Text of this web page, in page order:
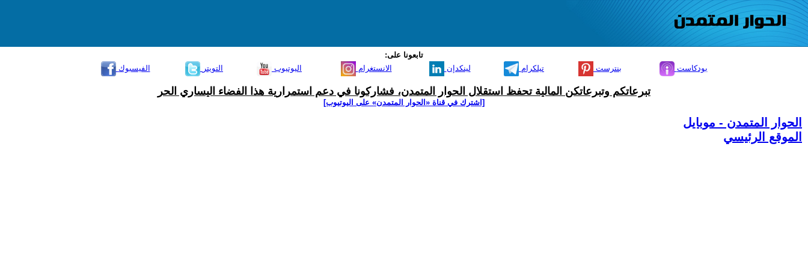
تابعونا على:
الفيسبوك
التويتر اليوتيوب الانستغرام لينكدإن تيلكرام بنترست بودكاست
تبرعاتكم وتبرعاتكن المالية تحفظ استقلال الحوار المتمدن، فشاركونا في دعم استمرارية هذا الفضاء اليساري الحر
[اشترك في قناة ‫«الحوار المتمدن» على اليوتيوب]
الحوار المتمدن - موبايل
الموقع الرئيسي